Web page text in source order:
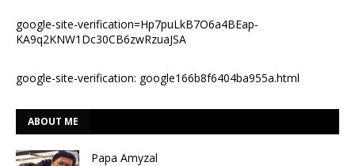
google-site-verification=Hp7puLkB7O6a4BEap-
KA9q2KNW1Dc30CB6zwRzuaJSA
google-site-verification: google166b8f6404ba955a.html
ABOUT ME
Papa Amyzal